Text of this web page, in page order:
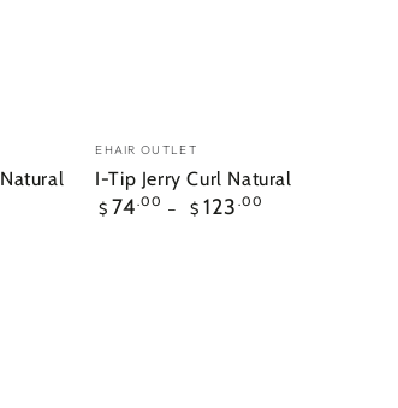
I-
Tip
Jerry
Vendedor:
EHAIR OUTLET
I-Tip Jerry Curl Natural
Precio
$ 74.00 $ 123 .00